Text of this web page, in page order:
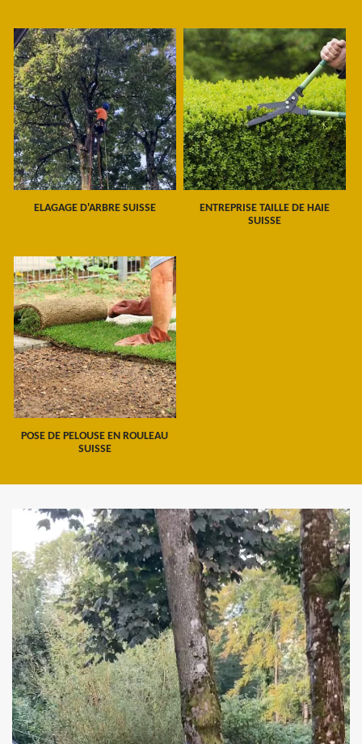
ELAGAGE D'ARBRE SUISSE
ENTREPRISE TAILLE DE HAIE
SUISSE
POSE DE PELOUSE EN ROULEAU
SUISSE